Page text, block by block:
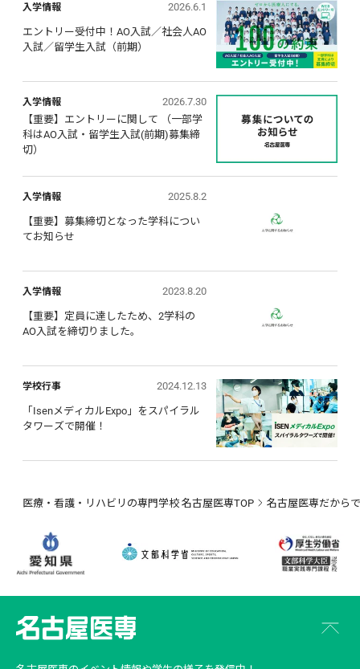
入学情報 2026.6.1
エントリー受付中！AO入試／社会人AO
入試／留学生入試（前期）
入学情報
2026.7.30
【重要】エントリーに関して （一部学
科はAO入試・留学生入試(前期)募集締
切）
入学情報 2025.8.2
【重要】募集締切となった学科につい
てお知らせ
入学情報 2023.8.20
【重要】定員に達したため、2学科の
AO入試を締切りました。
学校行事 2024.12.13
「IsenメディカルExpo」をスパイラル
タワーズで開催！
医療・看護・リハビリの専門学校 名古屋医専TOP 名古屋医専だから